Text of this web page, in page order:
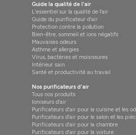
Guide la qualité de l'air
L'essentiel sur la qualité de l'air
Guide du purificateur d'air
Protection contre la pollution
Bien-être, sommeil et ions négatifs
Mauvaises odeurs
Asthme et allergies
Virus, bactéries et moisissures
Intérieur sain
Santé et productivité au travail
Nos purificateurs d'air
Tous nos produits
Ioniseurs d'air
Purificateurs d'air pour la cuisine et les
Purificateurs d'air pour le salon et les
Purificateurs d'air pour la chambre
Purificateurs d'air pour la voiture